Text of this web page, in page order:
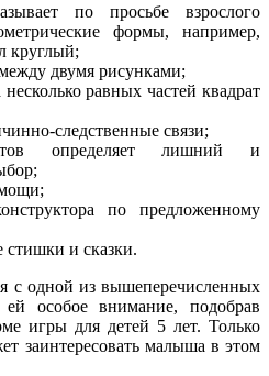
по просьбе взрослого
формы, например,
круглый;
двумя рисунками;
равных частей квадрат
следственные связи;
определяет лишний и
по предложенному
стишки и сказки.
с одной из вышеперечисленных
ей особое внимание, подобрав
игры для детей 5 лет. Только
заинтересовать малыша в этом